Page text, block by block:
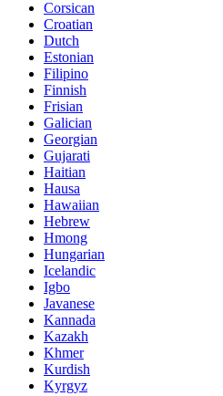
Corsican
Croatian
Dutch
Estonian
Filipino
Finnish
Frisian
Galician
Georgian
Gujarati
Haitian
Hausa
Hawaiian
Hebrew
Hmong
Hungarian
Icelandic
Igbo
Javanese
Kannada
Kazakh
Khmer
Kurdish
Kyrgyz